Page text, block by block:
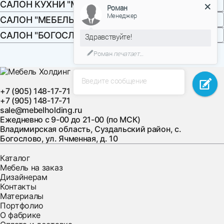
согласованию
- за МКАД и по московской области – оговаривается
индивидуально, в удобное для фабрики время по
согласованию с клиентом.
Стоимость доставки товара в дневное время:
- зона 1 (от ТТК до мкада): +1500 руб.
- зона 2 (от ТТК до садового кольца): + 2250р
- зона 3 (садовое кольцо) : +3000р
График доставки товара в дневное время:
- вторник с 8.00 до 16.00
- среда с 21.00 до 23.00
- четверг с 8.00 до 16.00
- пятница с 21.00 до 23.00
- суббота с 8.00 до 16.00.
САЛОН КУХНИ "МЕБЕЛЬ ХОЛДИНГ"
САЛОН "МЕБЕЛЬ ХОЛДИНГ РУМЯНЦЕВО"
САЛОН "БОГОСЛОВО"
+7 (905) 148-17-71
+7 (905) 148-17-71
sale@mebelholding.ru
Ежедневно с 9-00 до 21-00 (по МСК)
Владимирская область, Суздальский район, с.
Богослово, ул. Ячменная, д. 10
Каталог
Мебель на заказ
Дизайнерам
Контакты
Материалы
Портфолио
О фабрике
Введите сообщение
Роман
Менеджер
Здравствуйте!
Романпечатает...